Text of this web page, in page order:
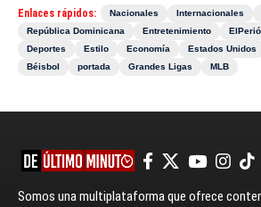
Enlaces rápidos: Nacionales Internacionales
República Dominicana
Entretenimiento
Deportes
Estilo Economía Estados Unidos
Béisbol
portada Grandes Ligas MLB
Somos una multiplataforma que ofrece